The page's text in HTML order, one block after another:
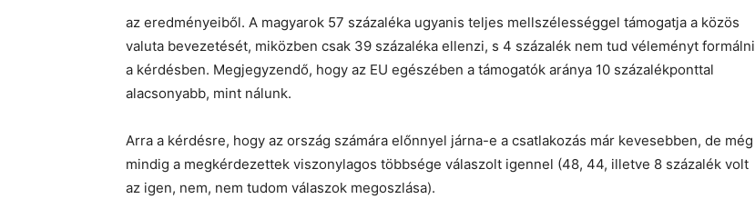
az eredményeiből. A magyarok 57 százaléka ugyanis teljes mellszélességgel támogatja a közös
valuta bevezetését, miközben csak 39 százaléka ellenzi, s 4 százalék nem tud véleményt formálni
a kérdésben. Megjegyzendő, hogy az EU egészében a támogatók aránya 10 százalékponttal
alacsonyabb, mint nálunk.
Arra a kérdésre, hogy az ország számára előnnyel járna-e a csatlakozás már kevesebben, de még
mindig a megkérdezettek viszonylagos többsége válaszolt igennel (48, 44, illetve 8 százalék volt
az igen, nem, nem tudom válaszok megoszlása).